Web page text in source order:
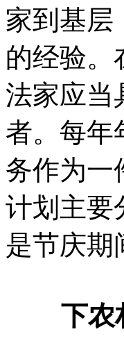
家到基层
的经验。
法家应当
者。每年
务作为一
计划主要
是节庆期
下农